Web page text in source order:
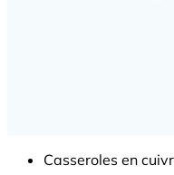
Casseroles en